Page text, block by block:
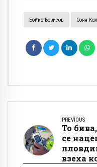
Бойко Борисов Соня
PREVIOUS
То
се
взеха